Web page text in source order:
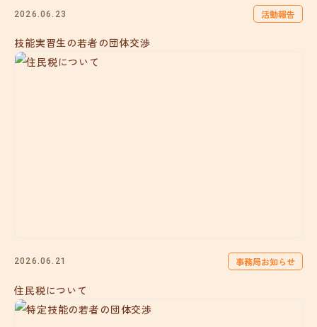
2026.06.23 活動報告
技能実習生の若者の団体交渉
2026.06.21 事務局お知らせ
住民税について